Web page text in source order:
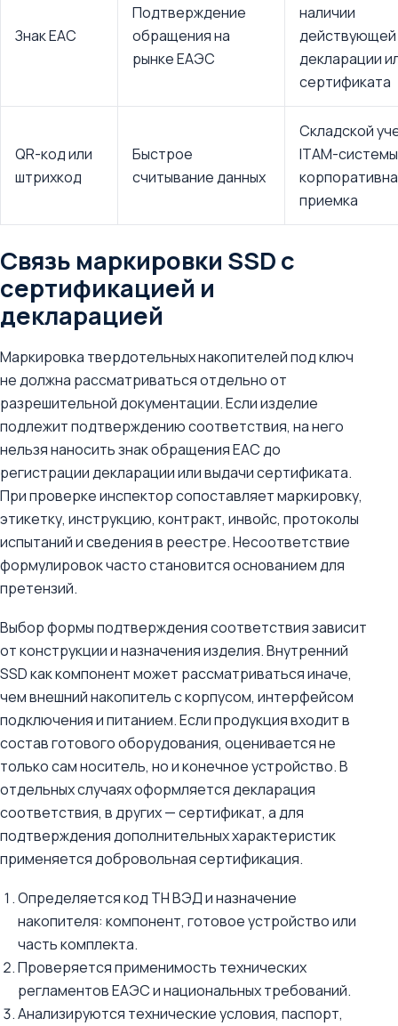
Знак ЕАС
Подтверждение
обращения на
рынке ЕАЭС
наличии
действующей
декларации
сертификата
QR-код или
штрихкод
Быстрое
считывание данных
Складской
ITAM-
приемка
Связь маркировки SSD с
сертификацией и
декларацией
Маркировка твердотельных накопителей под ключ
не должна рассматриваться отдельно от
разрешительной документации. Если изделие
подлежит подтверждению соответствия, на него
нельзя наносить знак обращения ЕАС до
регистрации декларации или выдачи сертификата.
При проверке инспектор сопоставляет маркировку,
этикетку, инструкцию, контракт, инвойс, протоколы
испытаний и сведения в реестре. Несоответствие
формулировок часто становится основанием для
претензий.
Выбор формы подтверждения соответствия зависит
от конструкции и назначения изделия. Внутренний
SSD как компонент может рассматриваться иначе,
чем внешний накопитель с корпусом, интерфейсом
подключения и питанием. Если продукция входит в
состав готового оборудования, оценивается не
только сам носитель, но и конечное устройство. В
отдельных случаях оформляется декларация
соответствия, в других — сертификат, а для
подтверждения дополнительных характеристик
применяется добровольная сертификация.
Определяется код ТН ВЭД и назначение
накопителя: компонент, готовое устройство или
часть комплекта.
Проверяется применимость технических
регламентов ЕАЭС и национальных требований.
Анализируются технические условия, паспорт,